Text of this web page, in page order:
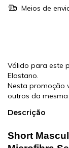
Meios de
Válido para este
Elastano.
Nesta promoção
outros da
Descrição
Short